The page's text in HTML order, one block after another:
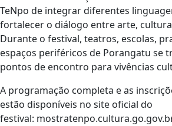
TeNpo de integrar diferentes
fortalecer o diálogo entre arte,
Durante o festival, teatros, escolas,
espaços periféricos de Porangatu se
pontos de encontro para vivências
A programação completa e as
estão disponíveis no site oficial do
festival: